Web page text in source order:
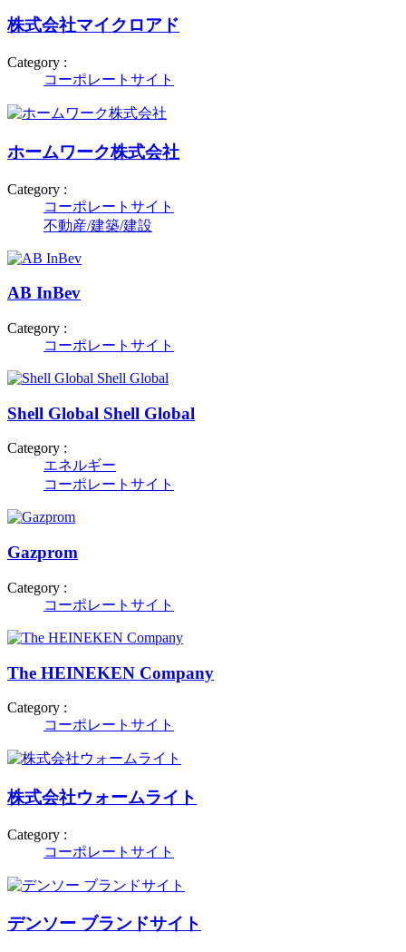
株式会社マイクロアド
Category :
コーポレートサイト
ホームワーク株式会社
Category :
コーポレートサイト
不動産/建築/建設
AB InBev
Category :
コーポレートサイト
Shell Global Shell Global
Category :
エネルギー
コーポレートサイト
Gazprom
Category :
コーポレートサイト
The HEINEKEN Company
Category :
コーポレートサイト
株式会社ウォームライト
Category :
コーポレートサイト
デンソー ブランドサイト